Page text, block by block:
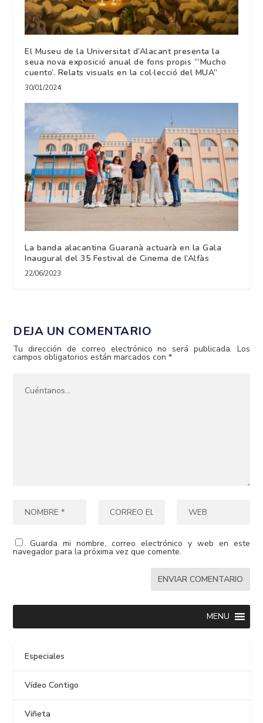
El Museu de la Universitat d’Alacant presenta la
seua nova exposició anual de fons propis “’Mucho
cuento’. Relats visuals en la col·lecció del MUA”
30/01/2024
La banda alacantina Guaranà actuarà en la Gala
Inaugural del 35 Festival de Cinema de l’Alfàs
22/06/2023
DEJA UN COMENTARIO
Tu dirección de correo electrónico no será publicada. Los
campos obligatorios están marcados con*
Guarda mi nombre, correo electrónico y web en este
navegador para la próxima vez que comente.
MENU
Especiales
Vídeo Contigo
Viñeta